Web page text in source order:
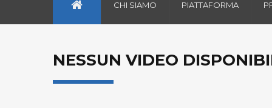
CHI SIAMO PIATTAFORMA
NESSUN VIDEO